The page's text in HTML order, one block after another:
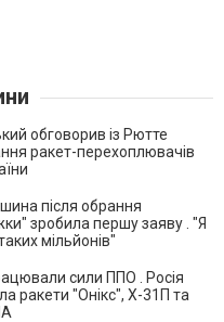
обговорив із Рютте
ракет-перехоплювачів
після обрання
зробила першу заяву . "Я
мільйонів"
сили ППО . Росія
ракети "Онікс", Х-31П та